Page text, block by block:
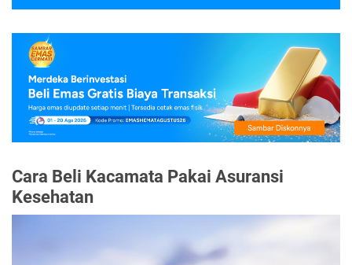
Cara Beli Kacamata Pakai Asuransi
Kesehatan